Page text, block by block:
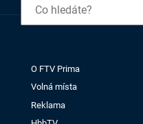
O FTV Prima
Volná místa
Reklama